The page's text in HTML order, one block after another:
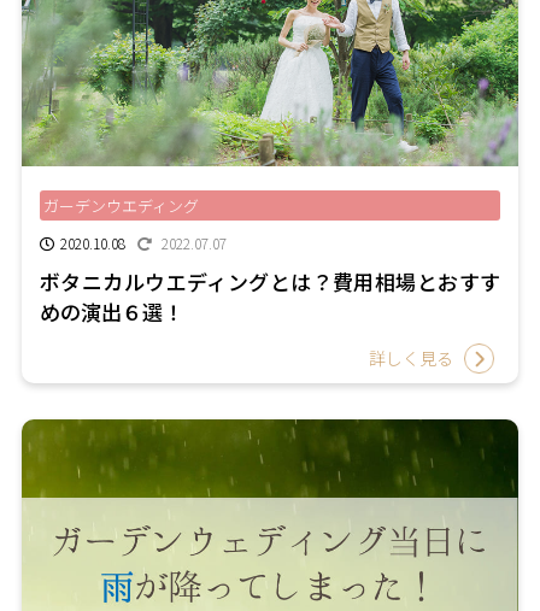
ガーデンウエディング
2020.10.08 2022.07.07
ボタニカルウエディングとは？費用相場とおすす
めの演出６選！
詳しく見る